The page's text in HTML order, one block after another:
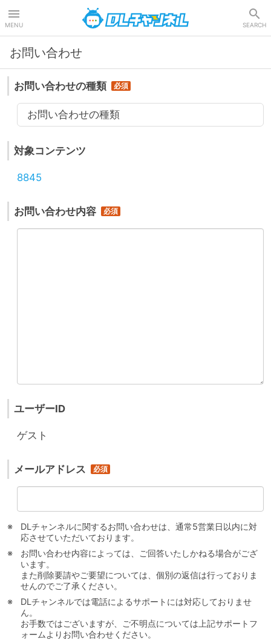
MENU SEARCH
お問い合わせ
お問い合わせの種類
お問い合わせの種類
対象コンテンツ
8845
お問い合わせ内容
ユーザーID
ゲスト
メールアドレス
DLチャンネルに関するお問い合わせは、通常5営業日以内に対
応させていただいております。
お問い合わせ内容によっては、ご回答いたしかねる場合がござ
います。
また削除要請やご要望については、個別の返信は行っておりま
せんのでご了承ください。
DLチャンネルでは電話によるサポートには対応しておりませ
ん。
お手数ではございますが、ご不明点については上記サポートフ
ォームよりお問い合わせください。